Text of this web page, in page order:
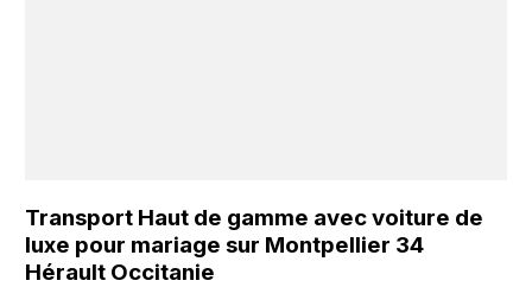
Transport Haut de gamme avec voiture de
luxe pour mariage sur Montpellier 34
Hérault Occitanie